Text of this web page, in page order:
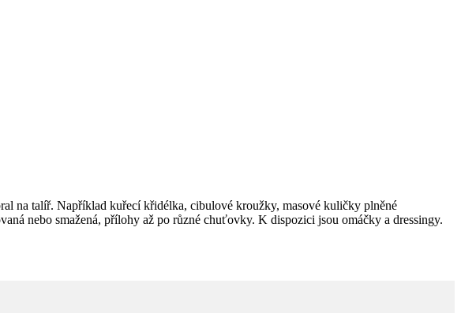
na talíř. Například kuřecí křidélka, cibulové kroužky, masové kuličky plněné
nebo smažená, přílohy až po různé chuťovky. K dispozici jsou omáčky a dressingy.